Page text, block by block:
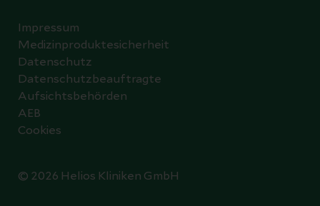
© 2026 Helios Kliniken GmbH
Impressum
Medizinproduktesicherheit
Datenschutz
Datenschutzbeauftragte
Aufsichtsbehörden
AEB
Cookies